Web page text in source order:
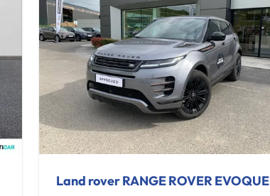
Land rover RANGE ROVER EVOQUE